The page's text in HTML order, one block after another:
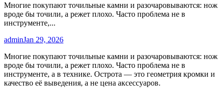
Многие покупают точильные камни и разочаровываются: нож
вроде бы точили, а режет плохо. Часто проблема не в
инструменте,...
adminJan 29, 2026
Многие покупают точильные камни и разочаровываются: нож
вроде бы точили, а режет плохо. Часто проблема не в
инструменте, а в технике. Острота — это геометрия кромки и
качество её выведения, а не цена аксессуаров.